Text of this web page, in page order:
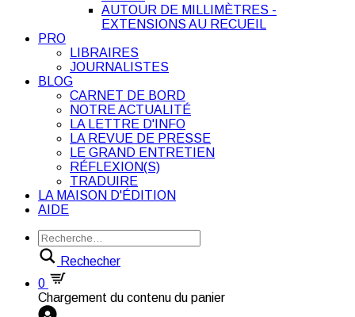
AUTOUR DE MILLIMÈTRES -
EXTENSIONS AU RECUEIL
PRO
LIBRAIRES
JOURNALISTES
BLOG
CARNET DE BORD
NOTRE ACTUALITÉ
LA LETTRE D'INFO
LA REVUE DE PRESSE
LE GRAND ENTRETIEN
RÉFLEXION(S)
TRADUIRE
LA MAISON D'ÉDITION
AIDE
Rechecher
0
Chargement du contenu du panier